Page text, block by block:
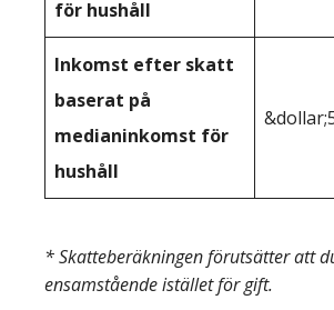
för hushåll
Inkomst efter skatt
baserat på
medianinkomst för
hushåll
* Skatteberäkningen förutsätter att
ensamstående istället för gift.